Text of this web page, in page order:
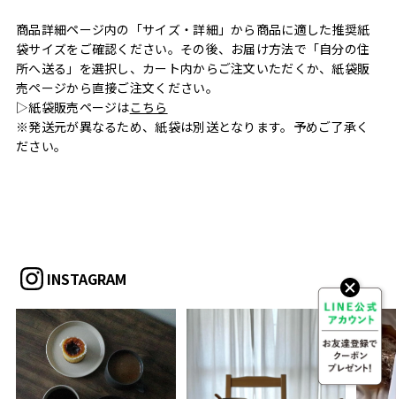
商品詳細ページ内の「サイズ・詳細」から商品に適した推奨紙
袋サイズをご確認ください。その後、お届け方法で「自分の住
所へ送る」を選択し、カート内からご注文いただくか、紙袋販
売ページから直接ご注文ください。
▷紙袋販売ページはこちら
※発送元が異なるため、紙袋は別送となります。予めご了承く
ださい。
INSTAGRAM